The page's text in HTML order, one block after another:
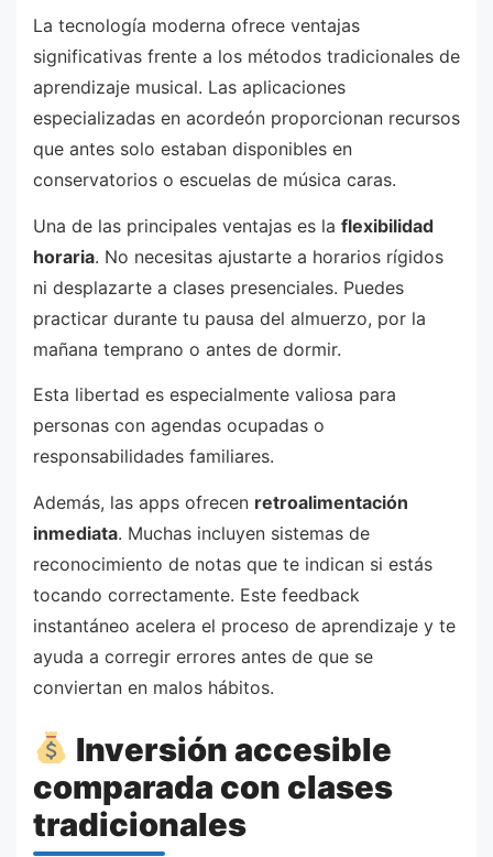
La tecnología moderna ofrece ventajas
significativas frente a los métodos tradicionales de
aprendizaje musical. Las aplicaciones
especializadas en acordeón proporcionan recursos
que antes solo estaban disponibles en
conservatorios o escuelas de música caras.
Una de las principales ventajas es la flexibilidad
horaria. No necesitas ajustarte a horarios rígidos
ni desplazarte a clases presenciales. Puedes
practicar durante tu pausa del almuerzo, por la
mañana temprano o antes de dormir.
Esta libertad es especialmente valiosa para
personas con agendas ocupadas o
responsabilidades familiares.
Además, las apps ofrecen retroalimentación
inmediata. Muchas incluyen sistemas de
reconocimiento de notas que te indican si estás
tocando correctamente. Este feedback
instantáneo acelera el proceso de aprendizaje y te
ayuda a corregir errores antes de que se
conviertan en malos hábitos.
Inversión accesible
comparada con clases
tradicionales